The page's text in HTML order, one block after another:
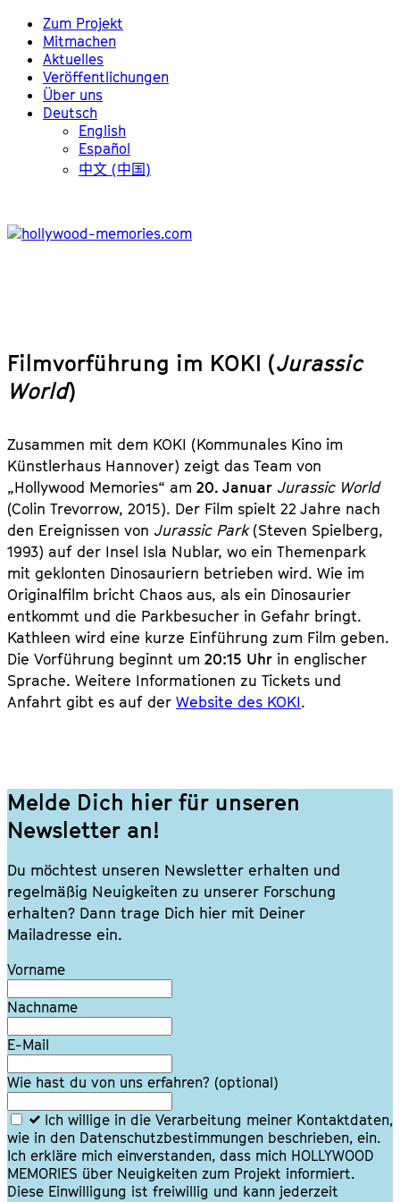
Zum Projekt
Mitmachen
Aktuelles
Veröffentlichungen
Über uns
Deutsch
English
Español
中文 (中国)
Filmvorführung im KOKI (Jurassic
World)
Zusammen mit dem KOKI (Kommunales Kino im
Künstlerhaus Hannover) zeigt das Team von
„Hollywood Memories“ am 20. Januar Jurassic World
(Colin Trevorrow, 2015). Der Film spielt 22 Jahre nach
den Ereignissen von Jurassic Park(Steven Spielberg,
1993) auf der Insel Isla Nublar, wo ein Themenpark
mit geklonten Dinosauriern betrieben wird. Wie im
Originalfilm bricht Chaos aus, als ein Dinosaurier
entkommt und die Parkbesucher in Gefahr bringt.
Kathleen wird eine kurze Einführung zum Film geben.
Die Vorführung beginnt um 20:15 Uhr in englischer
Sprache. Weitere Informationen zu Tickets und
Anfahrt gibt es auf der Website des KOKI.
Melde Dich hier für unseren
Newsletter an!
Du möchtest unseren Newsletter erhalten und
regelmäßig Neuigkeiten zu unserer Forschung
erhalten? Dann trage Dich hier mit Deiner
Mailadresse ein.
Lass
Feld
leer
Vorname
Nachname
E-Mail
Wie hast du von uns erfahren? (optional)
Ich willige in die Verarbeitung meiner Kontaktdaten,
wie in den Datenschutzbestimmungen beschrieben, ein.
Ich erkläre mich einverstanden, dass mich HOLLYWOOD
MEMORIES über Neuigkeiten zum Projekt informiert.
Diese Einwilligung ist freiwillig und kann jederzeit